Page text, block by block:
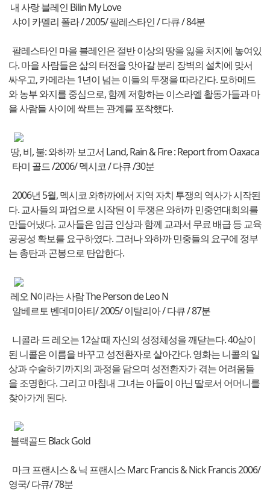
내 사랑 블레인 Bilin My Love
샤이 카멜리 폴라 / 2005/ 팔레스타인 / 다큐 / 84분
팔레스타인 마을 블레인은 절반 이상의 땅을 잃을 처지에 놓여있
다. 마을 사람들은 삶의 터전을 앗아갈 분리 장벽의 설치에 맞서
싸우고, 카메라는 1년이 넘는 이들의 투쟁을 따라간다. 모하메드
와 농부 와지를 중심으로, 함께 저항하는 이스라엘 활동가들과 마
을 사람들 사이에 싹트는 관계를 포착했다.
땅, 비, 불: 와하까 보고서 Land, Rain & Fire : Report from Oaxaca
타미 골드 /2006/ 멕시코 / 다큐 /30분
2006년 5월, 멕시코 와하까에서 지역 자치 투쟁의 역사가 시작된
다. 교사들의 파업으로 시작된 이 투쟁은 와하까 민중연대회의를
만들어냈다. 교사들은 임금 인상과 함께 교과서 무료 배급 등 교육
공공성 확보를 요구하였다. 그러나 와하까 민중들의 요구에 정부
는 총탄과 곤봉으로 탄압한다.
레오 N이라는 사람 The Person de Leo N
알베르토 벤데미아티/ 2005/ 이탈리아 / 다큐 / 87분
니콜라 드 레오는 12살 때 자신의 성정체성을 깨닫는다. 40살이
된 니콜은 이름을 바꾸고 성전환자로 살아간다. 영화는 니콜의 일
상과 수술하기까지의 과정을 담으며 성전환자가 겪는 어려움들
을 조명한다. 그리고 마침내 그녀는 아들이 아닌 딸로서 어머니를
찾아가게 된다.
블랙골드 Black Gold
마크 프랜시스 & 닉 프랜시스 Marc Francis & Nick Francis 2006/
영국/ 다큐/ 78분